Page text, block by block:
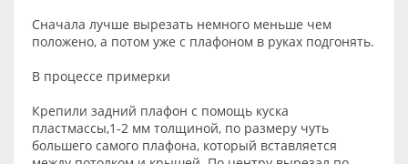
Сначала лучше вырезать немного меньше чем
положено, а потом уже с плафоном в руках подгонять.
В процессе примерки
Крепили задний плафон с помощь куска
пластмассы,1-2 мм толщиной, по размеру чуть
большего самого плафона, который вставляется